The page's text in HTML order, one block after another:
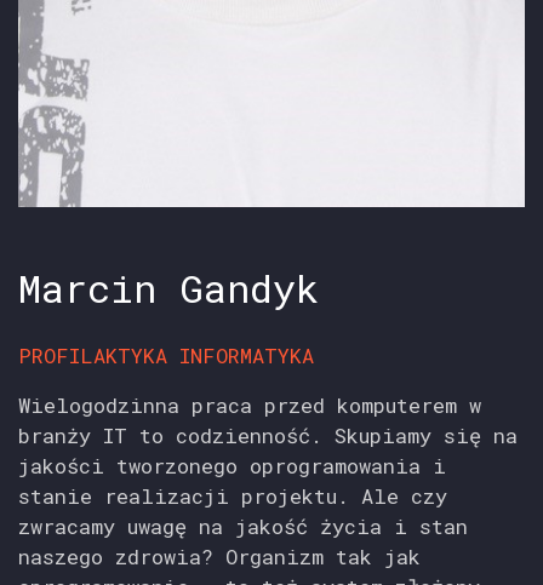
Marcin Gandyk
PROFILAKTYKA INFORMATYKA
Wielogodzinna praca przed komputerem w
branży IT to codzienność. Skupiamy się na
jakości tworzonego oprogramowania i
stanie realizacji projektu. Ale czy
zwracamy uwagę na jakość życia i stan
naszego zdrowia? Organizm tak jak